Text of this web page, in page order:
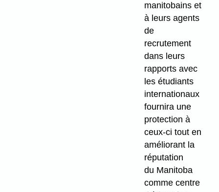
manitobains et
à leurs agents
de
recrutement
dans leurs
rapports avec
les étudiants
internationaux
fournira une
protection à
ceux-ci tout en
améliorant la
réputation
du Manitoba
comme centre